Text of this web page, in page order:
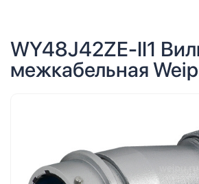
WY48J42ZE-II1
межкабельная